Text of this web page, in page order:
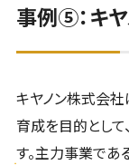
事例⑤：キ
キヤノン株式会社
育成を目的として
す。主力事業で